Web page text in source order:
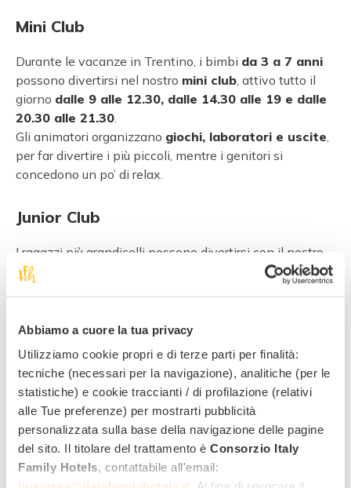
Abbiamo a cuore la tua privacy
Utilizziamo cookie propri e di terze parti per finalità:
tecniche (necessari per la navigazione), analitiche (per le
statistiche) e cookie traccianti / di profilazione (relativi
alle Tue preferenze) per mostrarti pubblicità
personalizzata sulla base della navigazione delle pagine
del sito. Il titolare del trattamento è Consorzio Italy
Family Hotels, contattabile all'email:
Mini Club
Durante le vacanze in Trentino, i bimbi da 3 a 7 anni
possono divertirsi nel nostro mini club, attivo tutto il
giorno dalle 9 alle 12.30, dalle 14.30 alle 19 e dalle
20.30 alle 21.30.
Gli animatori organizzano giochi, laboratori e uscite,
per far divertire i più piccoli, mentre i genitori si
concedono un po’ di relax.
Junior Club
I ragazzi più grandicelli possono divertirsi con il nostro
junior club
! Gli animatori infatti propongono diversi
programmi e attività per i ragazzini dagli 8 anni in
calcio tennis… è impossibile annoiarsi al Park Hotel
Sport!
La nostra mascotte Mark
Bambini vi presento la nostra mascotte, Mark
lo Scoiattolo, un tenero scoiattolino
proprio nel grande parco alberato che circonda